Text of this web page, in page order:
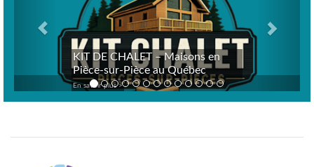
KIT DE CHALET – Maisons en
Pièce-sur-Pièce au Québec
En savoir plus >